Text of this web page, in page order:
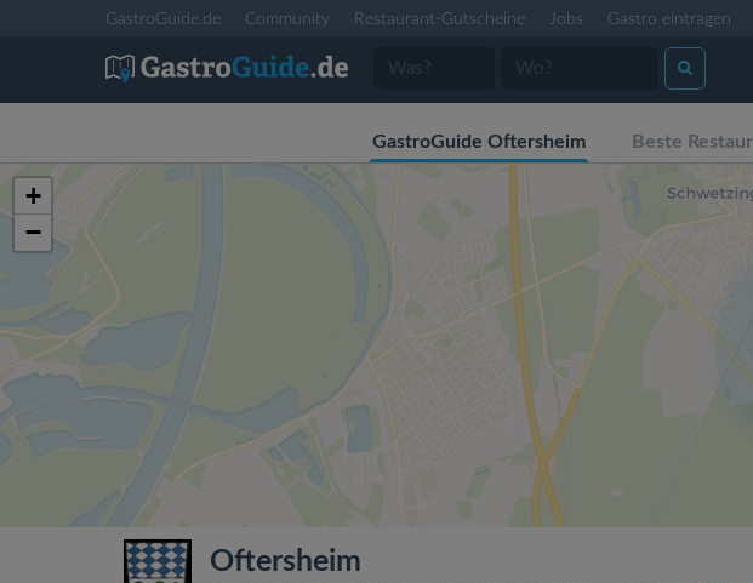
GastroGuide.de Community Restaurant-Gutscheine Jobs Gastro eintragen
GastroGuide Oftersheim Beste
+
−
Oftersheim